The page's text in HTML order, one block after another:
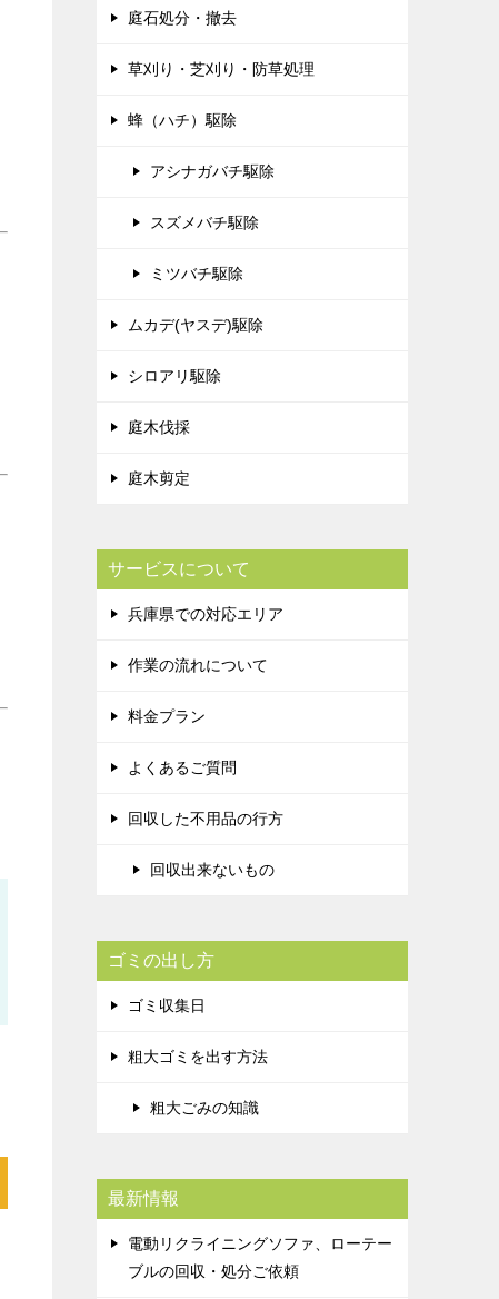
庭石処分・撤去
草刈り・芝刈り・防草処理
蜂（ハチ）駆除
アシナガバチ駆除
スズメバチ駆除
ミツバチ駆除
ムカデ(ヤスデ)駆除
シロアリ駆除
庭木伐採
庭木剪定
サービスについて
兵庫県での対応エリア
作業の流れについて
料金プラン
よくあるご質問
回収した不用品の行方
回収出来ないもの
ゴミの出し方
ゴミ収集日
粗大ゴミを出す方法
粗大ごみの知識
最新情報
電動リクライニングソファ、ローテー
ブルの回収・処分ご依頼